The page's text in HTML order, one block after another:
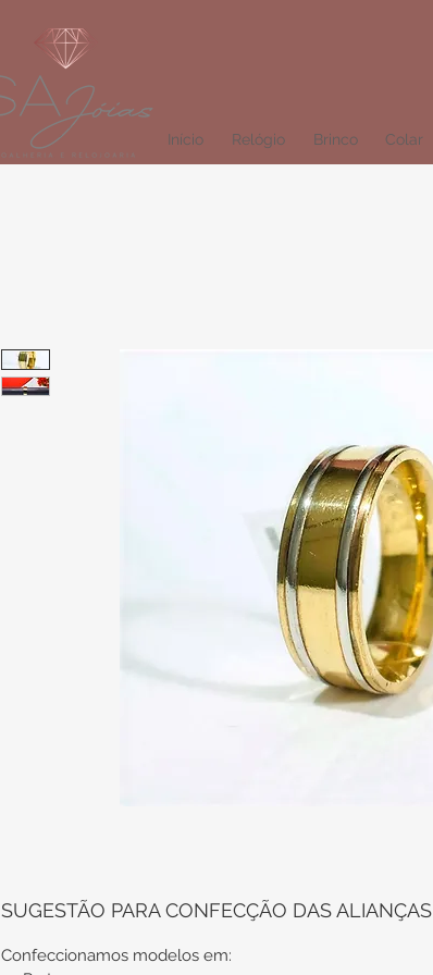
Início Relógio Brinco Colar
SUGESTÃO PARA CONFECÇÃO DAS ALIANÇAS
Confeccionamos modelos em: